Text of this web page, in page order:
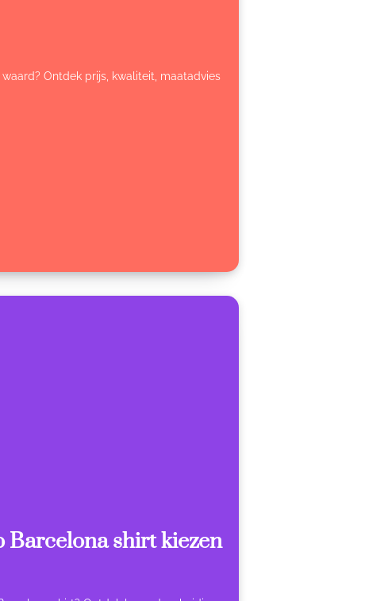
Ontdek prijs, kwaliteit, maatadvies
Barcelona shirt kiezen